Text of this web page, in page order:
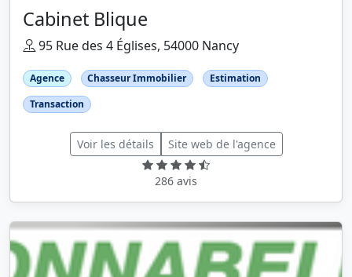
Cabinet Blique
95 Rue des 4 Églises, 54000 Nancy
Agence Chasseur Immobilier
Estimation
Transaction
Voir les détails Site web de l'agence
286 avis